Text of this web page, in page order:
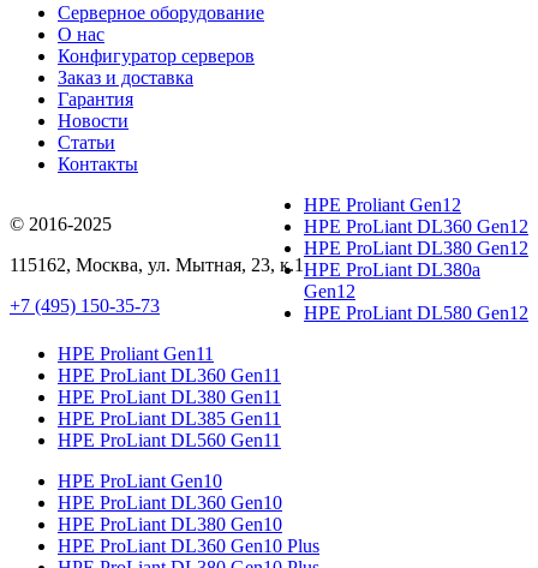
Серверное оборудование
О нас
Конфигуратор серверов
Заказ и доставка
Гарантия
Новости
Статьи
Контакты
© 2016-2025
115162, Москва, ул. Мытная, 23, к.1
+7 (495) 150-35-73
HPE Proliant Gen12
HPE ProLiant DL360 Gen12
HPE ProLiant DL380 Gen12
HPE ProLiant DL380a
Gen12
HPE ProLiant DL580 Gen12
HPE Proliant Gen11
HPE ProLiant DL360 Gen11
HPE ProLiant DL380 Gen11
HPE ProLiant DL385 Gen11
HPE ProLiant DL560 Gen11
HPE ProLiant Gen10
HPE ProLiant DL360 Gen10
HPE ProLiant DL380 Gen10
HPE ProLiant DL360 Gen10 Plus